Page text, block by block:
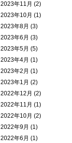
2023年11月 (2)
2023年10月 (1)
2023年8月 (3)
2023年6月 (3)
2023年5月 (5)
2023年4月 (1)
2023年2月 (1)
2023年1月 (2)
2022年12月 (2)
2022年11月 (1)
2022年10月 (2)
2022年9月 (1)
2022年6月 (1)